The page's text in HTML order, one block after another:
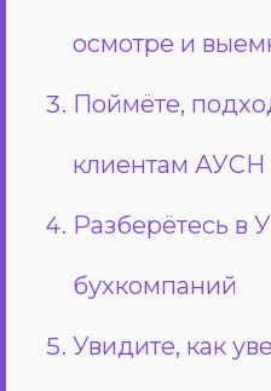
осмотре и
Поймёте,
клиентам АУСН
Разберётесь в
бухкомпаний
Увидите, как